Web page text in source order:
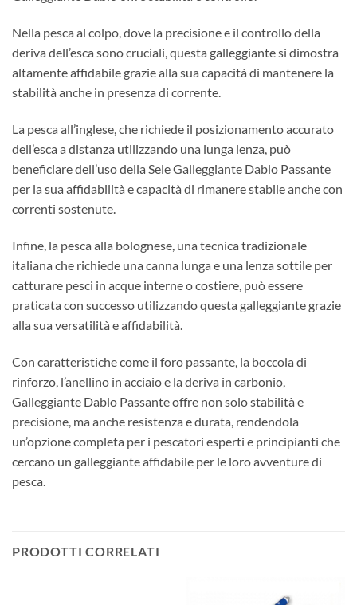
Nella pesca al colpo, dove la precisione e il controllo della
deriva dell’esca sono cruciali, questa galleggiante si dimostra
altamente affidabile grazie alla sua capacità di mantenere la
stabilità anche in presenza di corrente.
La pesca all’inglese, che richiede il posizionamento accurato
dell’esca a distanza utilizzando una lunga lenza, può
beneficiare dell’uso della Sele Galleggiante Dablo Passante
per la sua affidabilità e capacità di rimanere stabile anche con
correnti sostenute.
Infine, la pesca alla bolognese, una tecnica tradizionale
italiana che richiede una canna lunga e una lenza sottile per
catturare pesci in acque interne o costiere, può essere
praticata con successo utilizzando questa galleggiante grazie
alla sua versatilità e affidabilità.
Con caratteristiche come il foro passante, la boccola di
rinforzo, l’anellino in acciaio e la deriva in carbonio,
Galleggiante Dablo Passante offre non solo stabilità e
precisione, ma anche resistenza e durata, rendendola
un’opzione completa per i pescatori esperti e principianti che
cercano un galleggiante affidabile per le loro avventure di
pesca.
PRODOTTI CORRELATI